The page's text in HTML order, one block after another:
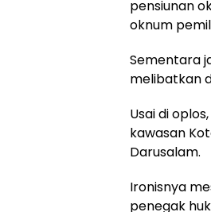
pensiunan
oknum
Sementara
melibatkan
Usai di
kawasan
Darusalam.
Ironisnya
penegak